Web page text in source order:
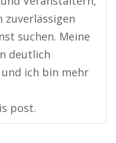
zuverlässigen
suchen. Meine
deutlich
ich bin mehr
post.